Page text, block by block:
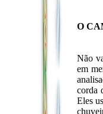
O
Não
em
corda
Eles